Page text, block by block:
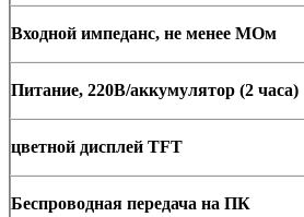
Входной импеданс, не менее МОм
Питание, 220В/аккумулятор (2 часа)
цветной дисплей TFT
Беспроводная передача на ПК